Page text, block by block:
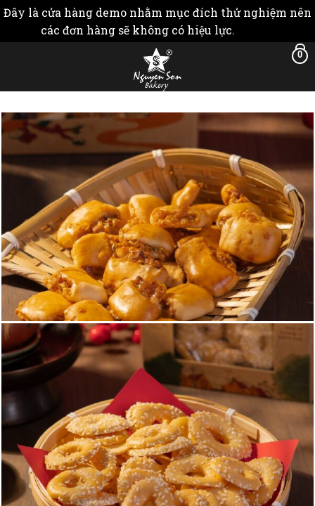
Đây là cửa hàng demo nhằm mục đích thử nghiệm nên
các đơn hàng sẽ không có hiệu lực.
0